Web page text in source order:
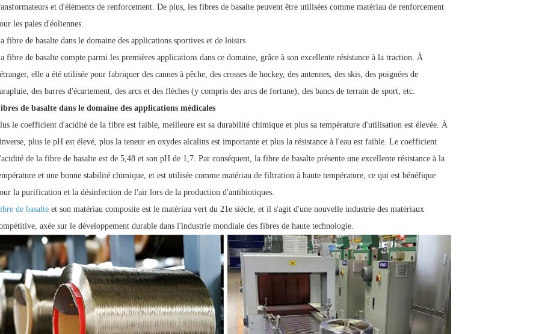
et d'éléments de renforcement. De plus, les fibres de basalte peuvent être utilisées comme matériau de renforcement
les pales d'éoliennes.
fibre de basalte dans le domaine des applications sportives et de loisirs
fibre de basalte compte parmi les premières applications dans ce domaine, grâce à son excellente résistance à la traction. À
elle a été utilisée pour fabriquer des cannes à pêche, des crosses de hockey, des antennes, des skis, des poignées de
des barres d'écartement, des arcs et des flèches (y compris des arcs de fortune), des bancs de terrain de sport, etc.
de basalte dans le domaine des applications médicales
le coefficient d'acidité de la fibre est faible, meilleure est sa durabilité chimique et plus sa température d'utilisation est élevée. À
plus le pH est élevé, plus la teneur en oxydes alcalins est importante et plus la résistance à l'eau est faible. Le coefficient
de la fibre de basalte est de 5,48 et son pH de 1,7. Par conséquent, la fibre de basalte présente une excellente résistance à la
et une bonne stabilité chimique, et est utilisée comme matériau de filtration à haute température, ce qui est bénéfique
la purification et la désinfection de l'air lors de la production d'antibiotiques.
de basalte et son matériau composite est le matériau vert du 21e siècle, et il s'agit d'une nouvelle industrie des matériaux
axée sur le développement durable dans l'industrie mondiale des fibres de haute technologie.